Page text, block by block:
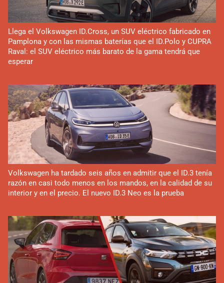
Llega el Volkswagen ID.Cross, un SUV eléctrico fabricado en
Pamplona y con las mismas baterías que el ID.Polo y CUPRA
Raval: el SUV eléctrico más barato de la gama tendrá que
esperar
Volkswagen ha tardado seis años en admitir que el ID.3 tenía
razón en casi todo menos en los mandos, en la calidad de su
interior y en el precio. El nuevo ID.3 Neo es la prueba